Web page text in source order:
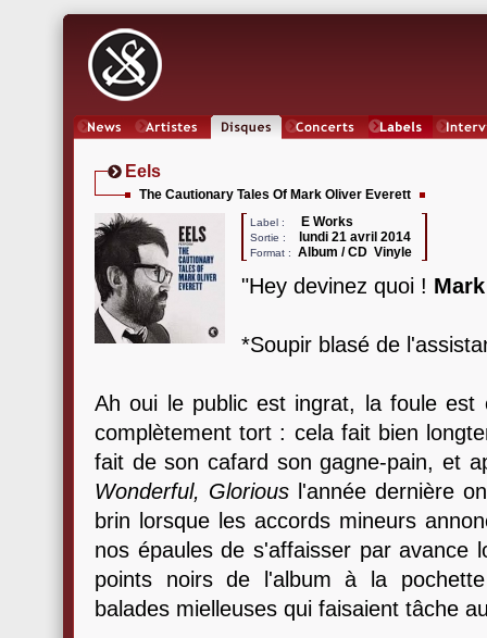
Eels
The Cautionary Tales Of Mark Oliver Everett
Label : E Works
Sortie : lundi 21 avril 2014
Format : Album / CD Vinyle
"Hey devinez quoi !
*Soupir blasé de
Ah oui le public est ingrat, la foule est
complètement tort : cela fait bien
fait de son cafard son gagne-pain, et
Wonderful, Gloriousl'année dernière
brin lorsque les accords mineurs
nos épaules de s'affaisser par avance
points noirs de l'album à la
balades mielleuses qui faisaient tâche